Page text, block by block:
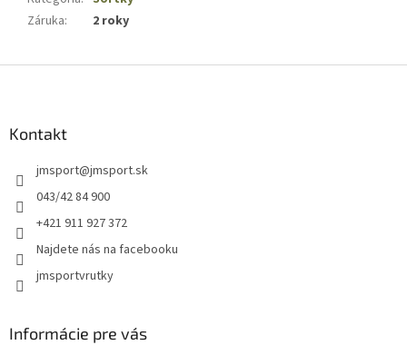
Záruka: 2 roky
Kontakt
jmsport@jmsport.sk
043/42 84 900
+421 911 927 372
Najdete nás na facebooku
jmsportvrutky
Informácie pre vás